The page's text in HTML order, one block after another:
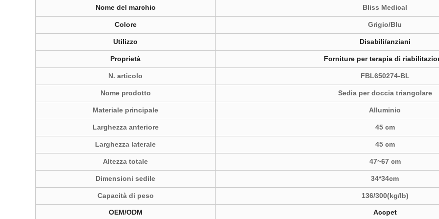
Nome del marchio Bliss Medical
Colore Grigio/Blu
Utilizzo Disabili/anziani
Proprietà Forniture per terapia di
N. articolo FBL650274-BL
Nome prodotto Sedia per doccia triangolare
Materiale principale Alluminio
Larghezza anteriore 45 cm
Larghezza laterale 45 cm
Altezza totale 47~67 cm
Dimensioni sedile 34*34cm
Capacità di peso 136/300(kg/lb)
OEM/ODM Accpet